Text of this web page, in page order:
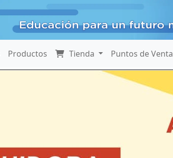
Productos Tienda Puntos de Venta